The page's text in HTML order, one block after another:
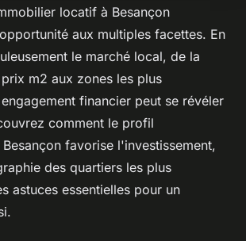
locatif à Besançon
aux multiples facettes. En
le marché local, de la
m2 aux zones les plus
financier peut se révéler
comment le profil
favorise l'investissement,
des quartiers les plus
astuces essentielles pour un